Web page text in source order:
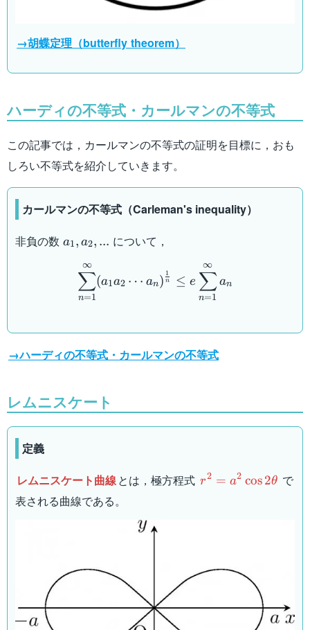
→胡蝶定理（butterfly theorem）
ハーディの不等式・カールマンの不等式
この記事では，カールマンの不等式の証明を目標に，おも
しろい不等式を紹介していきます。
カールマンの不等式（Carleman's inequality）
非負の数 a_1,a_2,...
a1, a2, ... について，
n=1
∑
∞
(a1a2 ⋯ an) n
1 ≤ e
n=1
∑
∞
an
→ハーディの不等式・カールマンの不等式
レムニスケート
定義
レムニスケート曲線とは，極方程式 r^2 =
r2 = a2 cos 2θ で
表される曲線である。